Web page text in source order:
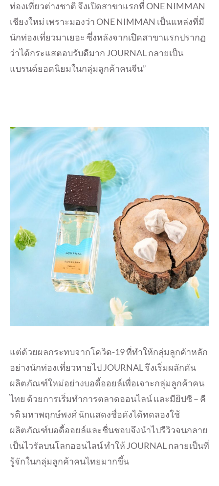
ท่องเที่ยวต่างชาติ จึงเปิดสาขาแรกที่ ONE NIMMAN
เชียงใหม่ เพราะมองว่า ONE NIMMAN เป็นแหล่งที่มี
นักท่องเที่ยวมาเยอะ ซึ่งหลังจากเปิดสาขาแรกปรากฏ
ว่าได้กระแสตอบรับดีมาก JOURNAL กลายเป็น
แบรนด์ยอดนิยมในกลุ่มลูกค้าคนจีน”
แต่ด้วยผลกระทบจากโควิด-19 ที่ทำให้กลุ่มลูกค้าหลัก
อย่างนักท่องเที่ยวหายไป JOURNAL จึงเริ่มผลักดัน
ผลิตภัณฑ์ใหม่อย่างบอดี้ออยล์เพื่อเจาะกลุ่มลูกค้าคน
ไทย ด้วยการเริ่มทำการตลาดออนไลน์ และมียิปซี – คี
รติ มหาพฤกษ์พงศ์ นักแสดงชื่อดังได้ทดลองใช้
ผลิตภัณฑ์บอดี้ออยล์และชื่นชอบจึงนำไปรีวิวจนกลาย
เป็นไวรัลบนโลกออนไลน์ ทำให้ JOURNAL กลายเป็นที่
รู้จักในกลุ่มลูกค้าคนไทยมากขึ้น